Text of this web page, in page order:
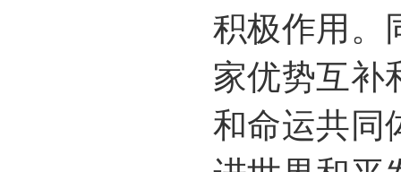
积极作用。
家优势互补
和命运共同